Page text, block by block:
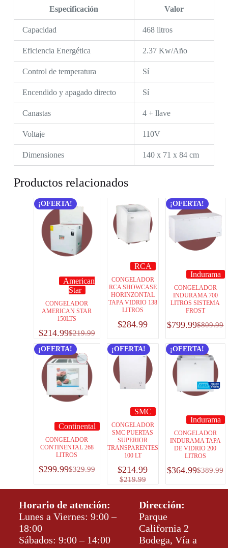
Especificación Valor
Capacidad 468 litros
Eficiencia Energética 2.37 Kw/Año
Control de temperatura Sí
Encendido y apagado directo Sí
Canastas 4 + llave
Voltaje 110V
Dimensiones 140 x 71 x 84 cm
Productos relacionados
¡OFERTA!
American
Star
CONGELADOR
AMERICAN STAR
150LTS
$219.99
$214.99
RCA
CONGELADOR
RCA SHOWCASE
HORINZONTAL
TAPA VIDRIO 138
LITROS
$284.99
¡OFERTA!
Indurama
CONGELADOR
INDURAMA 700
LITROS SISTEMA
FROST
$809.99
$799.99
¡OFERTA!
Continental
CONGELADOR
CONTINENTAL 268
LITROS
$329.99
$299.99
¡OFERTA!
SMC
CONGELADOR
SMC PUERTAS
SUPERIOR
TRANSPARENTES
100 LT
$219.99
$214.99
¡OFERTA!
Indurama
CONGELADOR
INDURAMA TAPA
DE VIDRIO 200
LITROS
$389.99
$364.99
Horario de atención:
Lunes a Viernes: 9:00 –
18:00
Sábados: 9:00 – 14:00
Dirección:
Parque
California 2
Bodega, Vía a